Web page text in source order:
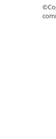
Micrometru